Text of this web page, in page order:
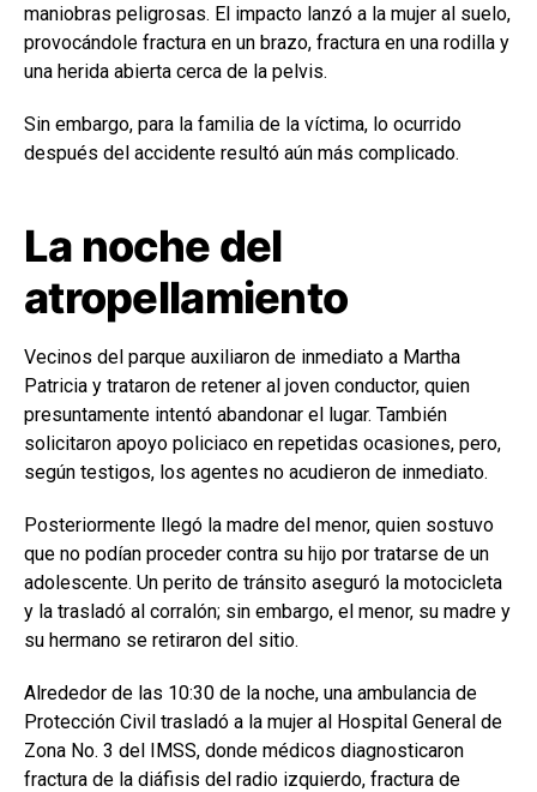
maniobras peligrosas. El impacto lanzó a la mujer al suelo,
provocándole fractura en un brazo, fractura en una rodilla y
una herida abierta cerca de la pelvis.
Sin embargo, para la familia de la víctima, lo ocurrido
después del accidente resultó aún más complicado.
La noche del
atropellamiento
Vecinos del parque auxiliaron de inmediato a Martha
Patricia y trataron de retener al joven conductor, quien
presuntamente intentó abandonar el lugar. También
solicitaron apoyo policiaco en repetidas ocasiones, pero,
según testigos, los agentes no acudieron de inmediato.
Posteriormente llegó la madre del menor, quien sostuvo
que no podían proceder contra su hijo por tratarse de un
adolescente. Un perito de tránsito aseguró la motocicleta
y la trasladó al corralón; sin embargo, el menor, su madre y
su hermano se retiraron del sitio.
Alrededor de las 10:30 de la noche, una ambulancia de
Protección Civil trasladó a la mujer al Hospital General de
Zona No. 3 del IMSS, donde médicos diagnosticaron
fractura de la diáfisis del radio izquierdo, fractura de